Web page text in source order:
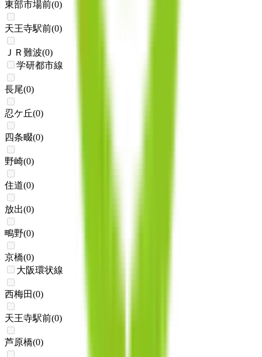
東部市場前(0)
天王寺駅前(0)
ＪＲ難波(0)
学研都市線
長尾(0)
忍ケ丘(0)
四条畷(0)
野崎(0)
住道(0)
放出(0)
鴫野(0)
京橋(0)
大阪環状線
西梅田(0)
天王寺駅前(0)
芦原橋(0)